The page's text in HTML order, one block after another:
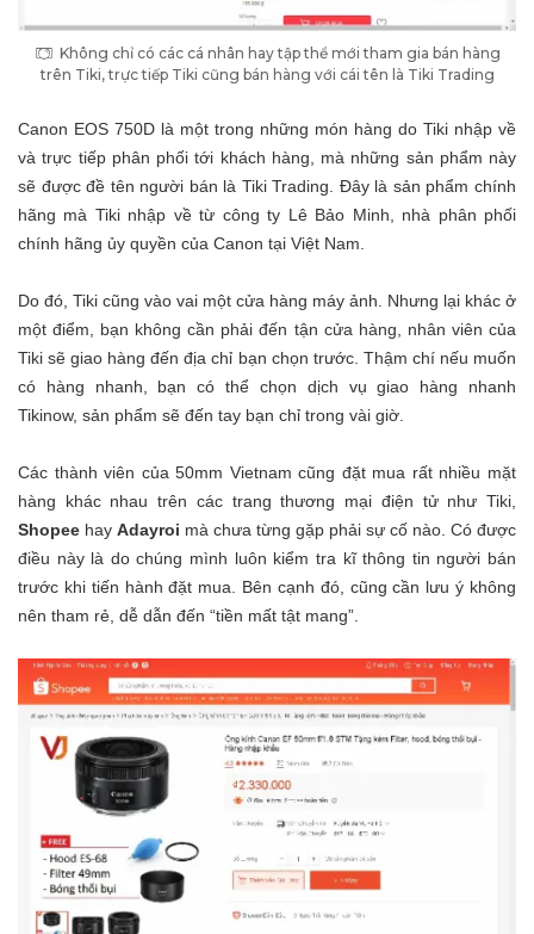
Không chỉ có các cá nhân hay tập thể mới tham gia bán hàng
trên Tiki, trực tiếp Tiki cũng bán hàng với cái tên là Tiki Trading
Canon EOS 750D là một trong những món hàng do Tiki nhập về
và trực tiếp phân phối tới khách hàng, mà những sản phẩm này
sẽ được đề tên người bán là Tiki Trading. Đây là sản phẩm chính
hãng mà Tiki nhập về từ công ty Lê Bảo Minh, nhà phân phối
chính hãng ủy quyền của Canon tại Việt Nam.
Do đó, Tiki cũng vào vai một cửa hàng máy ảnh. Nhưng lại khác ở
một điểm, bạn không cần phải đến tận cửa hàng, nhân viên của
Tiki sẽ giao hàng đến địa chỉ bạn chọn trước. Thậm chí nếu muốn
có hàng nhanh, bạn có thể chọn dịch vụ giao hàng nhanh
Tikinow, sản phẩm sẽ đến tay bạn chỉ trong vài giờ.
Các thành viên của 50mm Vietnam cũng đặt mua rất nhiều mặt
hàng khác nhau trên các trang thương mại điện tử như Tiki,
Shopee hay Adayroi mà chưa từng gặp phải sự cố nào. Có được
điều này là do chúng mình luôn kiểm tra kĩ thông tin người bán
trước khi tiến hành đặt mua. Bên cạnh đó, cũng cần lưu ý không
nên tham rẻ, dễ dẫn đến “tiền mất tật mang”.